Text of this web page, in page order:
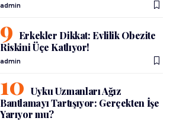
admin
Erkekler Dikkat: Evlilik Obezite
Riskini Üçe Katlıyor!
admin
Uyku Uzmanları Ağız
Bantlamayı Tartışıyor: Gerçekten İşe
Yarıyor mu?